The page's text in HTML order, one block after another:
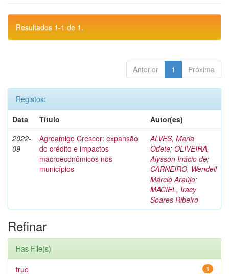
Resultados 1-1 de 1.
Anterior 1 Próxima
Registos:
Data
Título
Autor(es)
2022-
09
Agroamigo Crescer: expansão
do crédito e impactos
macroeconômicos nos
municípios
ALVES, Maria
Odete; OLIVEIRA,
Alysson Inácio de;
CARNEIRO, Wendell
Márcio Araújo;
MACIEL, Iracy
Soares Ribeiro
Refinar
Has File(s)
1
true